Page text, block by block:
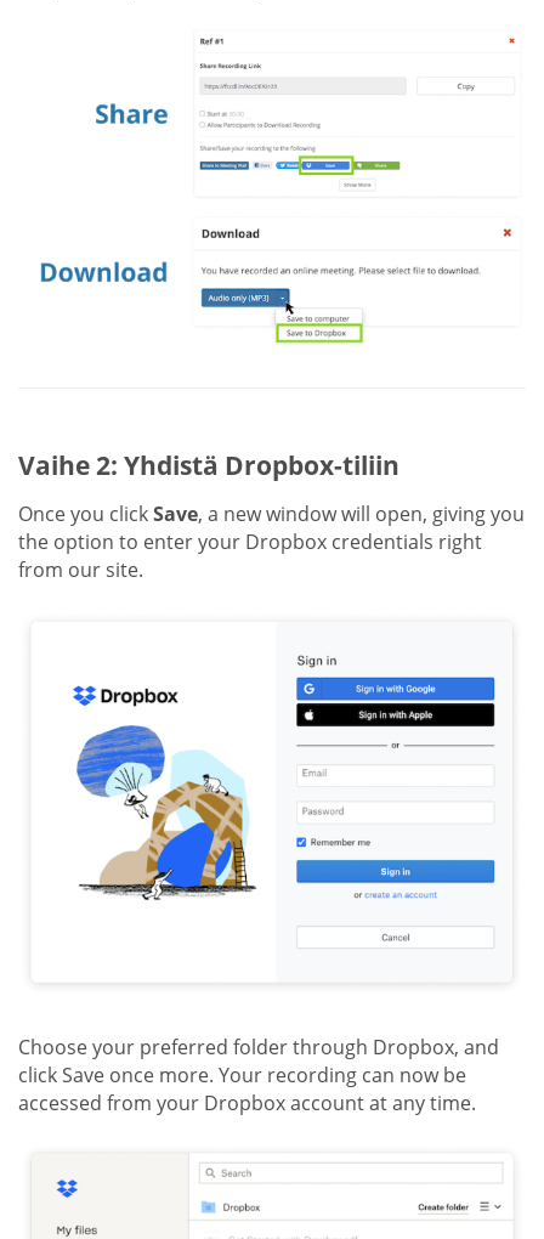
Vaihe 2: Yhdistä Dropbox-tiliin
Once you clickSave, a new window will open, giving you
the option to enter your Dropbox credentials right
from our site.
Choose your preferred folder through Dropbox, and
click Save once more. Your recording can now be
accessed from your Dropbox account at any time.